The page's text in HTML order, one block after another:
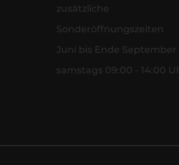
zusätzliche
Sonderöffnungszeiten
Juni bis Ende September
samstags 09:00 - 14:00